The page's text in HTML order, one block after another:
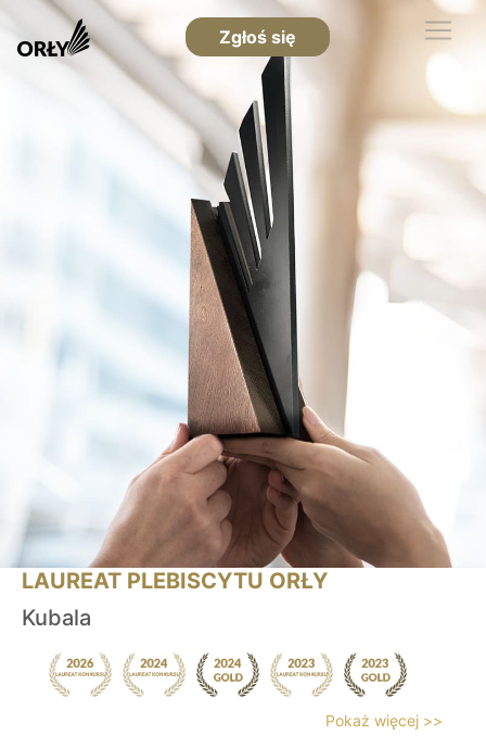
Zgłoś się
LAUREAT PLEBISCYTU ORŁY
Kubala
Pokaż więcej >>